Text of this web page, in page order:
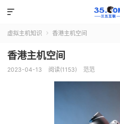

虚拟主机知识  香港主机空间
香港主机空间
2023-04-13 阅读(1153) 范范